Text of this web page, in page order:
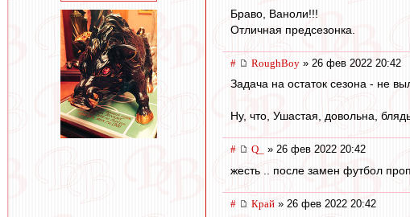
Браво, Ваноли!!!
Отличная предсезонка.
# RoughBoy » 26 фев 2022 20:42
Задача на остаток сезона - не
Ну, что, Ушастая, довольна,
# Q_ » 26 фев 2022 20:42
жесть .. после замен футбол
# Край » 26 фев 2022 20:42